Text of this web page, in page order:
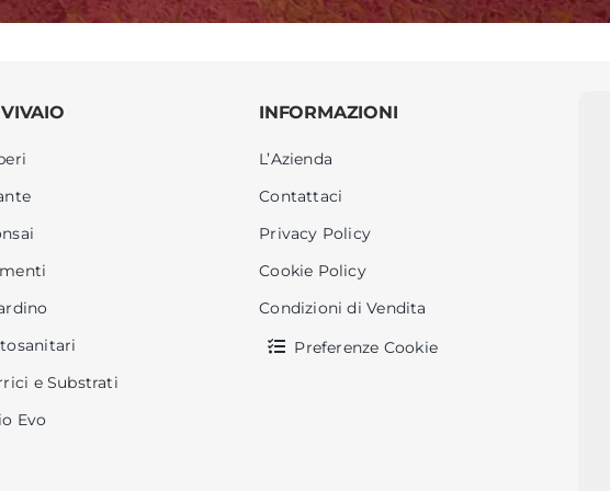
e Substrati
Evo
INFORMAZIONI
L’Azienda
Contattaci
Privacy Policy
Cookie Policy
Condizioni di Vendita
Preferenze Cookie